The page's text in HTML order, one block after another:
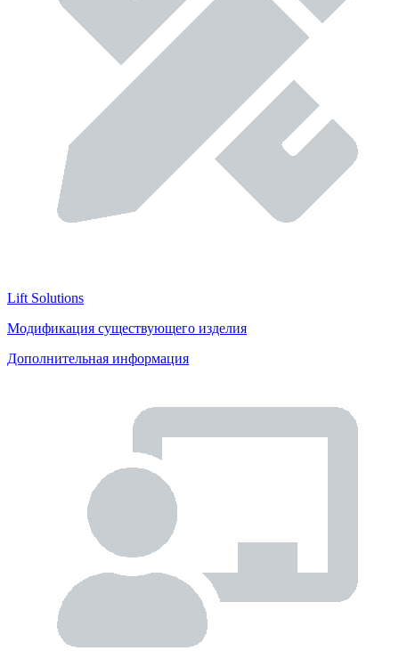
Lift Solutions
Модификация существующего изделия
Дополнительная информация